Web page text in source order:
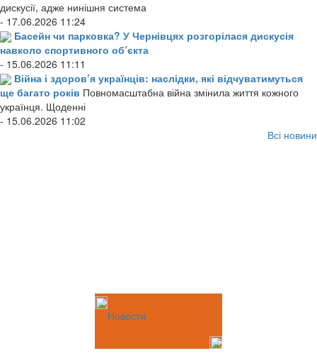
дискусії, адже нинішня система
- 17.06.2026 11:24
Басейн чи парковка? У Чернівцях розгорілася дискусія
навколо спортивного об’єкта
- 15.06.2026 11:11
Війна і здоров’я українців: наслідки, які відчуватимуться
ще багато років Повномасштабна війна змінила життя кожного
українця. Щоденні
- 15.06.2026 11:02
Всі новини
Новости